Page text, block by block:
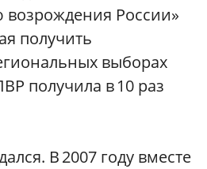
России»
получить
выборах
получила в 10 раз
В 2007 году вместе